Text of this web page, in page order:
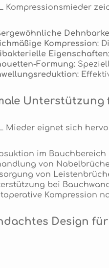
Kompressionsmieder
Kompression:
Eigenschaften
Formung:
:
Unterstützung
Mieder eignet sich
im Bauchbereich
von
von
bei
Kompression
Design